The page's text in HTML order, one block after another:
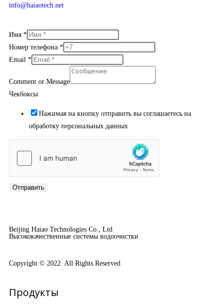
info@haiaotech.net
Имя *
Номер телефона *
Email *
Comment or Message
Чекбоксы
Нажимая на кнопку отправить вы соглашаетесь на
обработку персональных данных
Отправить
Beijing Haiao Technologies Co., Ltd
Высококачественные системы водоочистки
Copyright © 2022. All Rights Reserved
Продукты